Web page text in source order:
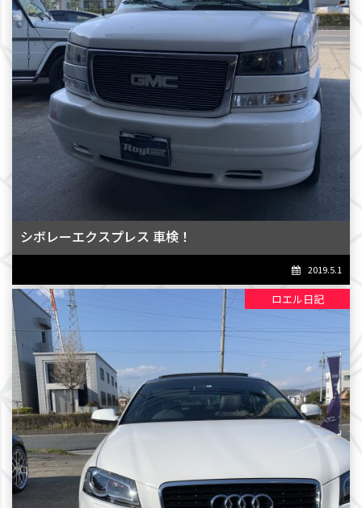
シボレーエクスプレス 車検！
2019.5.1
ロエル日記